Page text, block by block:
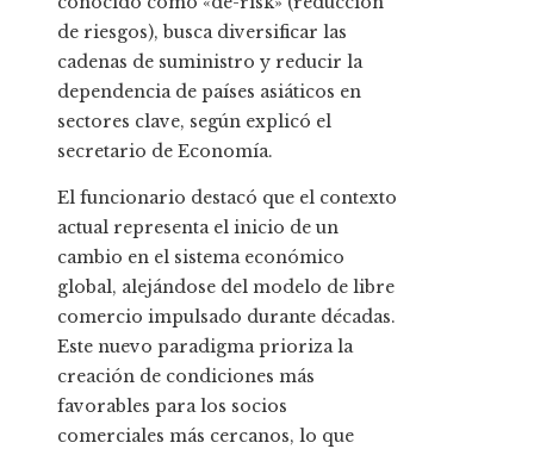
de riesgos), busca diversificar las
cadenas de suministro y reducir la
dependencia de países asiáticos en
sectores clave, según explicó el
secretario de Economía.
El funcionario destacó que el contexto
actual representa el inicio de un
cambio en el sistema económico
global, alejándose del modelo de libre
comercio impulsado durante décadas.
Este nuevo paradigma prioriza la
creación de condiciones más
favorables para los socios
comerciales más cercanos, lo que